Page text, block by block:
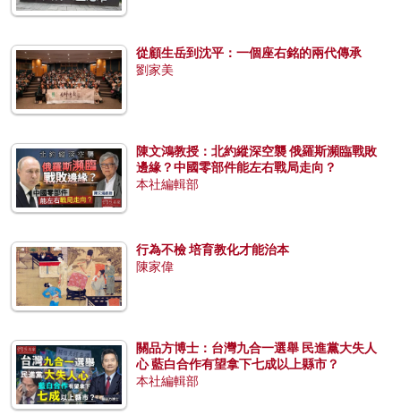
從顧生岳到沈平：一個座右銘的兩代傳承
劉家美
陳文鴻教授：北約縱深空襲 俄羅斯瀕臨戰敗
邊緣？中國零部件能左右戰局走向？
本社編輯部
行為不檢 培育教化才能治本
陳家偉
關品方博士：台灣九合一選舉 民進黨大失人
心 藍白合作有望拿下七成以上縣市？
本社編輯部